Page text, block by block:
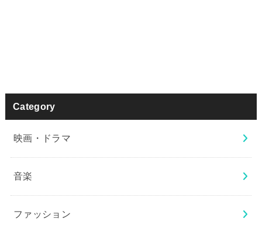
Category
映画・ドラマ
音楽
ファッション